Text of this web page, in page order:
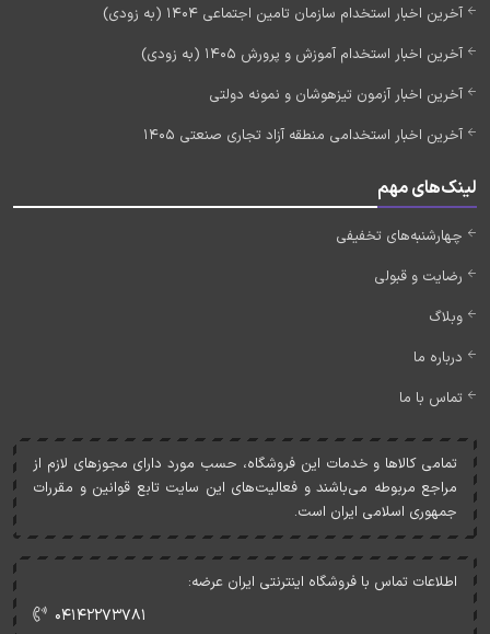
آخرین اخبار استخدام سازمان تامین اجتماعی 1404 (به زودی)
آخرین اخبار استخدام آموزش و پرورش 1405 (به زودی)
آخرین اخبار آزمون تیزهوشان و نمونه دولتی
آخرین اخبار استخدامی منطقه آزاد تجاری صنعتی 1405
لینک‌های مهم
چهارشنبه‌های تخفیفی
رضایت و قبولی
وبلاگ
درباره ما
تماس با ما
تمامی کالاها و خدمات اين فروشگاه، حسب مورد دارای مجوزهای لازم از
مراجع مربوطه می‌باشند و فعاليت‌های اين سايت تابع قوانين و مقررات
جمهوری اسلامی ايران است.
اطلاعات تماس با فروشگاه اینترنتی ایران عرضه:
۰۴۱۴۲۲۷۳۷۸۱